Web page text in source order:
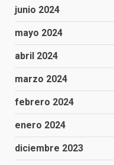
junio 2024
mayo 2024
abril 2024
marzo 2024
febrero 2024
enero 2024
diciembre 2023